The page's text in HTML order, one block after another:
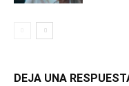
DEJA UNA